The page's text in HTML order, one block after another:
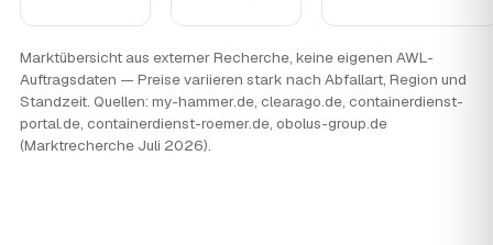
Marktübersicht aus externer Recherche, keine eigenen AWL-
Auftragsdaten — Preise variieren stark nach Abfallart, Region und
Standzeit. Quellen: my-hammer.de, clearago.de, containerdienst-
portal.de, containerdienst-roemer.de, obolus-group.de
(Marktrecherche Juli 2026).